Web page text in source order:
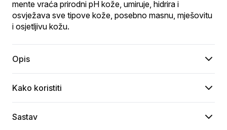
mente vraća prirodni pH kože, umiruje, hidrira i
osvježava sve tipove kože, posebno masnu, mješovitu
i osjetljivu kožu.
Opis
Kako koristiti
Sastav